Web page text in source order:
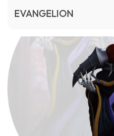
EVANGELION